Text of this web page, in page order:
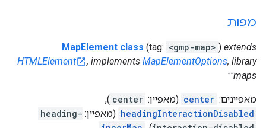
מפות
MapElement class (tag: <gmp-map> ) extends
HTMLElement
, implements MapElementOptions, library
"maps"
מאפיינים: center (מאפיין: center
),
headingInteractionDisabled (מאפיין: heading-